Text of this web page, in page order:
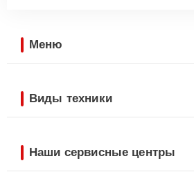
Меню
Виды техники
Наши сервисные центры